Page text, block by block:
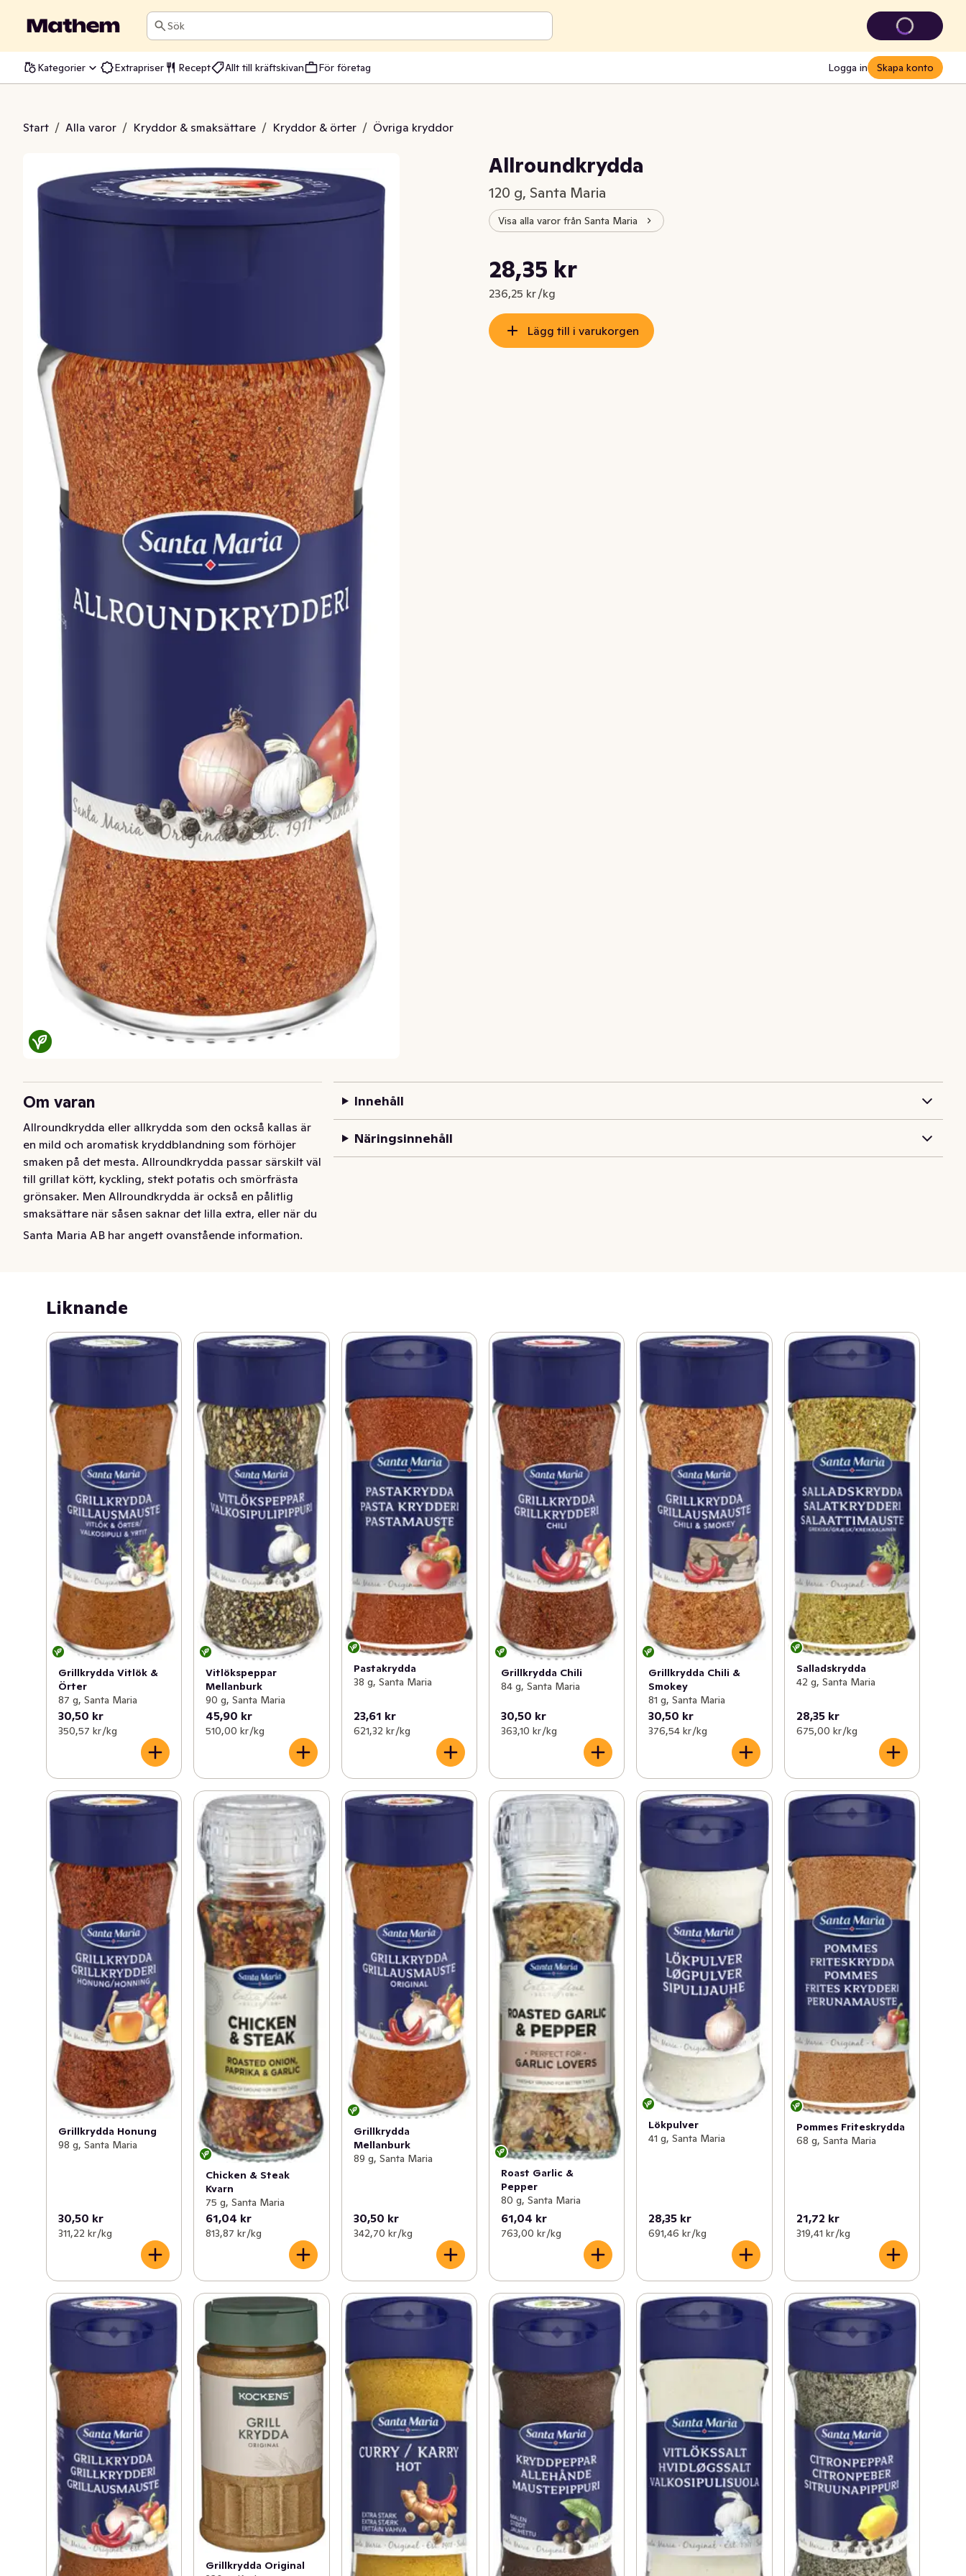
Sök
Kategorier Extrapriser Recept Allt till kräftskivan För företag Logga in Skapa konto
Start / Alla varor / Kryddor & smaksättare / Kryddor & örter / Övriga kryddor
Allroundkrydda
120 g, Santa Maria
Visa alla varor från Santa Maria
Nuvarande pris är: 28,35 kr
28,35 kr
236,25 kr /kg
Styckpris: 236,25 kr /kg
Lägg till i varukorgen
Om varan
Allroundkrydda eller allkrydda som den också kallas är
en mild och aromatisk kryddblandning som förhöjer
smaken på det mesta. Allroundkrydda passar särskilt väl
till grillat kött, kyckling, stekt potatis och smörfrästa
grönsaker. Men Allroundkrydda är också en pålitlig
smaksättare när såsen saknar det lilla extra, eller när du
vill göra en god dressing eller dippsås. Använd
aromen längre
Santa Maria AB har angett ovanstående information.
Innehåll
Näringsinnehåll
Liknande
Grillkrydda Vitlök &
Örter
87 g, Santa Maria
30,50 kr
350,57 kr /kg
Vitlökspeppar
Mellanburk
90 g, Santa Maria
45,90 kr
510,00 kr /kg
Pastakrydda
38 g, Santa Maria
23,61 kr
621,32 kr /kg
Grillkrydda Chili
84 g, Santa Maria
30,50 kr
363,10 kr /kg
Grillkrydda Chili &
Smokey
81 g, Santa Maria
30,50 kr
376,54 kr /kg
Salladskrydda
42 g, Santa Maria
28,35 kr
675,00 kr /kg
Grillkrydda Honung
98 g, Santa Maria
30,50 kr
311,22 kr /kg
Chicken & Steak
Kvarn
75 g, Santa Maria
61,04 kr
813,87 kr /kg
Grillkrydda
Mellanburk
89 g, Santa Maria
30,50 kr
342,70 kr /kg
Roast Garlic &
Pepper
80 g, Santa Maria
61,04 kr
763,00 kr /kg
Lökpulver
41 g, Santa Maria
28,35 kr
691,46 kr /kg
Pommes Friteskrydda
68 g, Santa Maria
21,72 kr
319,41 kr /kg
Grillkrydda Original